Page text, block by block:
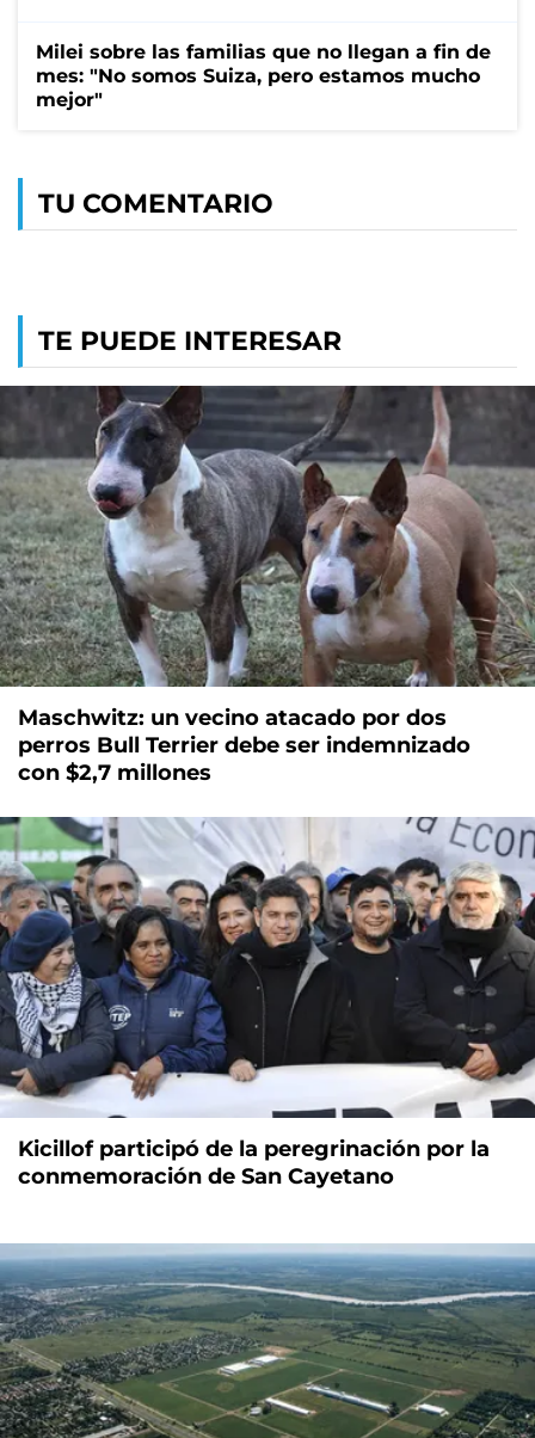
Milei sobre las familias que no llegan a fin de
mes: "No somos Suiza, pero estamos mucho
mejor"
TU COMENTARIO
TE PUEDE INTERESAR
Maschwitz: un vecino atacado por dos
perros Bull Terrier debe ser indemnizado
con $2,7 millones
Kicillof participó de la peregrinación por la
conmemoración de San Cayetano